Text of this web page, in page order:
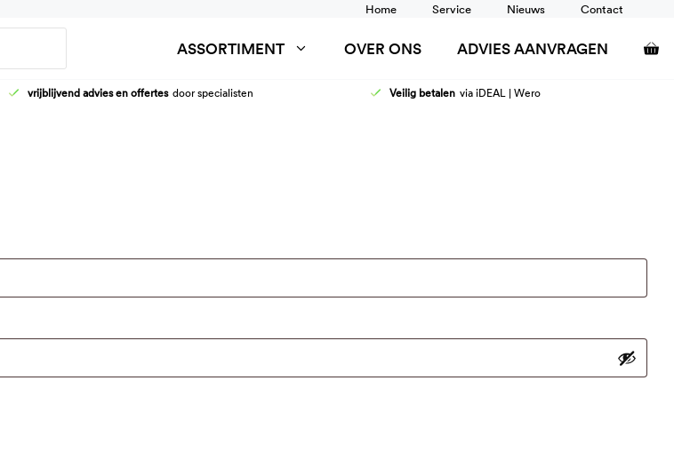
Home Service Nieuws Contact
ASSORTIMENT OVER ONS ADVIES AANVRAGEN
vrijblijvend advies en offertes door specialisten Veilig betalen via iDEAL | Wero